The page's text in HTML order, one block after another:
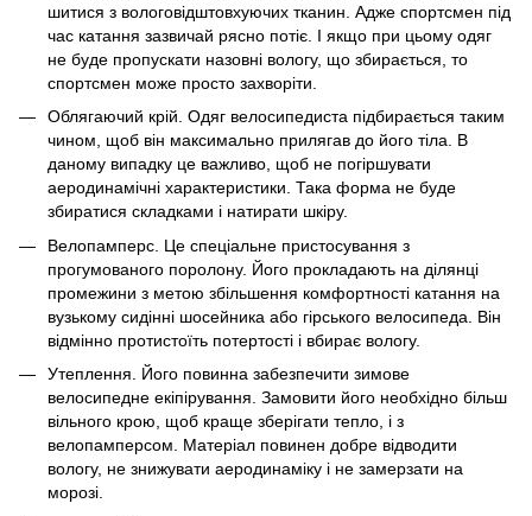
шитися з вологовідштовхуючих тканин. Адже спортсмен під
час катання зазвичай рясно потіє. І якщо при цьому одяг
не буде пропускати назовні вологу, що збирається, то
спортсмен може просто захворіти.
Облягаючий крій. Одяг велосипедиста підбирається таким
чином, щоб він максимально прилягав до його тіла. В
даному випадку це важливо, щоб не погіршувати
аеродинамічні характеристики. Така форма не буде
збиратися складками і натирати шкіру.
Велопамперс. Це спеціальне пристосування з
прогумованого поролону. Його прокладають на ділянці
промежини з метою збільшення комфортності катання на
вузькому сидінні шосейника або гірського велосипеда. Він
відмінно протистоїть потертості і вбирає вологу.
Утеплення. Його повинна забезпечити зимове
велосипедне екіпірування. Замовити його необхідно більш
вільного крою, щоб краще зберігати тепло, і з
велопамперсом. Матеріал повинен добре відводити
вологу, не знижувати аеродинаміку і не замерзати на
морозі.